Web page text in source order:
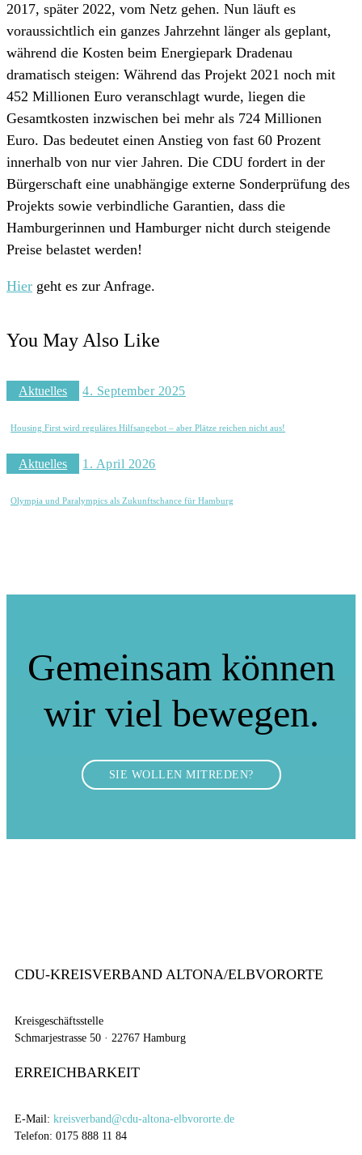
2017, später 2022, vom Netz gehen. Nun läuft es
voraussichtlich ein ganzes Jahrzehnt länger als geplant,
während die Kosten beim Energiepark Dradenau
dramatisch steigen: Während das Projekt 2021 noch mit
452 Millionen Euro veranschlagt wurde, liegen die
Gesamtkosten inzwischen bei mehr als 724 Millionen
Euro. Das bedeutet einen Anstieg von fast 60 Prozent
innerhalb von nur vier Jahren. Die CDU fordert in der
Bürgerschaft eine unabhängige externe Sonderprüfung des
Projekts sowie verbindliche Garantien, dass die
Hamburgerinnen und Hamburger nicht durch steigende
Preise belastet werden!
Hier geht es zur Anfrage.
You May Also Like
Aktuelles 4. September 2025
Housing First wird reguläres Hilfsangebot – aber Plätze reichen nicht aus!
Aktuelles 1. April 2026
Olympia und Paralympics als Zukunftschance für Hamburg
Gemeinsam können
wir viel bewegen.
SIE WOLLEN MITREDEN?
CDU-KREISVERBAND ALTONA/ELBVORORTE
Kreisgeschäftsstelle
Schmarjestrasse 50 · 22767 Hamburg
ERREICHBARKEIT
E-Mail: kreisverband@cdu-altona-elbvororte.de
Telefon: 0175 888 11 84